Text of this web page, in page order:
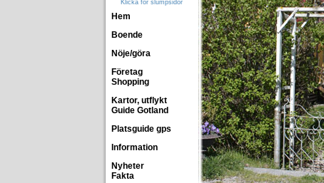
Klicka för slumpsidor
Hem
Boende
Nöje/göra
Företag
Shopping
Kartor, utflykt
Guide Gotland
Platsguide gps
Information
Nyheter
Fakta